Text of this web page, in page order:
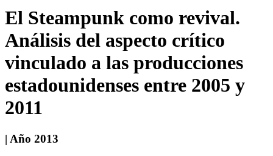
El Steampunk como revival.
Análisis del aspecto crítico
vinculado a las producciones
estadounidenses entre 2005 y
2011
| Año 2013